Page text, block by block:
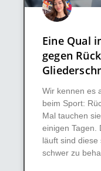
Eine Qual
gegen
Wir kennen es
beim Sport:
Mal tauchen
einigen Tagen.
läuft sind
schwer zu